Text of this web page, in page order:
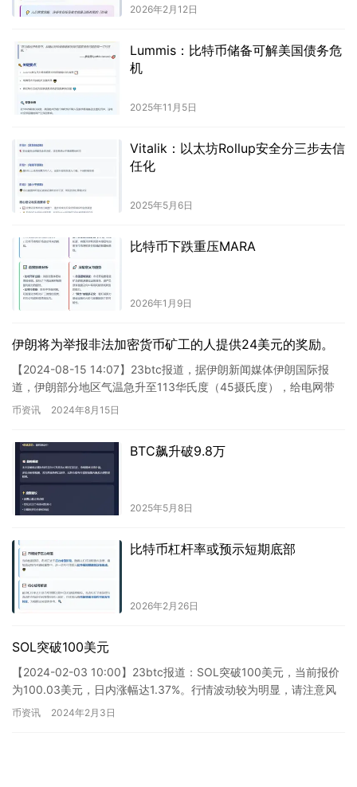
2026年2月12日
Lummis：比特币储备可解美国债务危
机
2025年11月5日
Vitalik：以太坊Rollup安全分三步去信
任化
2025年5月6日
比特币下跌重压MARA
2026年1月9日
伊朗将为举报非法加密货币矿工的人提供24美元的奖励。
【2024-08-15 14:07】23btc报道，据伊朗新闻媒体伊朗国际报
道，伊朗部分地区气温急升至113华氏度（45摄氏度），给电网带
来巨大压力。据该国国营电力公司Tavani…
币资讯 2024年8月15日
BTC飙升破9.8万
2025年5月8日
比特币杠杆率或预示短期底部
2026年2月26日
SOL突破100美元
【2024-02-03 10:00】23btc报道：SOL突破100美元，当前报价
为100.03美元，日内涨幅达1.37%。行情波动较为明显，请注意风
险控制。
币资讯 2024年2月3日